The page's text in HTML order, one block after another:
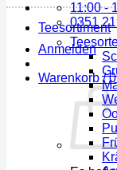
11:00 -
0351
Anmelden
Warenkorb /
Teesortiment